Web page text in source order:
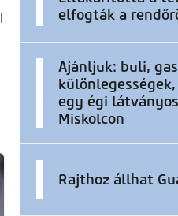
elfogták a
Ajánljuk: buli,
egy égi
Miskolcon
Rajthoz állhat